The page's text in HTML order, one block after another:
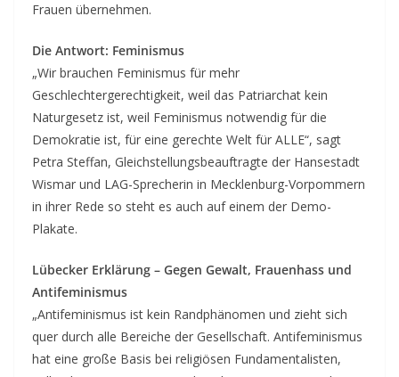
Frauen übernehmen.
Die Antwort: Feminismus
„Wir brauchen Feminismus für mehr
Geschlechtergerechtigkeit, weil das Patriarchat kein
Naturgesetz ist, weil Feminismus notwendig für die
Demokratie ist, für eine gerechte Welt für ALLE“, sagt
Petra Steffan, Gleichstellungsbeauftragte der Hansestadt
Wismar und LAG-Sprecherin in Mecklenburg-Vorpommern
in ihrer Rede so steht es auch auf einem der Demo-
Plakate.
Lübecker Erklärung – Gegen Gewalt, Frauenhass und
Antifeminismus
„Antifeminismus ist kein Randphänomen und zieht sich
quer durch alle Bereiche der Gesellschaft. Antifeminismus
hat eine große Basis bei religiösen Fundamentalisten,